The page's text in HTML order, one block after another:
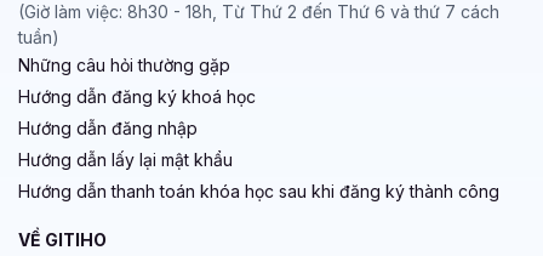
(Giờ làm việc: 8h30 - 18h, Từ Thứ 2 đến Thứ 6 và thứ 7 cách
tuần)
Những câu hỏi thường gặp
Hướng dẫn đăng ký khoá học
Hướng dẫn đăng nhập
Hướng dẫn lấy lại mật khẩu
Hướng dẫn thanh toán khóa học sau khi đăng ký thành công
VỀ GITIHO